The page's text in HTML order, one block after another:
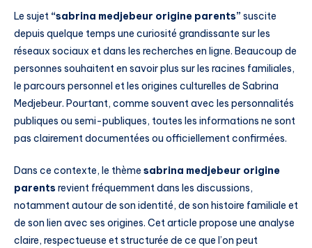
Le sujet “sabrina medjebeur origine parents” suscite
depuis quelque temps une curiosité grandissante sur les
réseaux sociaux et dans les recherches en ligne. Beaucoup de
personnes souhaitent en savoir plus sur les racines familiales,
le parcours personnel et les origines culturelles de Sabrina
Medjebeur. Pourtant, comme souvent avec les personnalités
publiques ou semi-publiques, toutes les informations ne sont
pas clairement documentées ou officiellement confirmées.
Dans ce contexte, le thème sabrina medjebeur origine
parents revient fréquemment dans les discussions,
notamment autour de son identité, de son histoire familiale et
de son lien avec ses origines. Cet article propose une analyse
claire, respectueuse et structurée de ce que l’on peut